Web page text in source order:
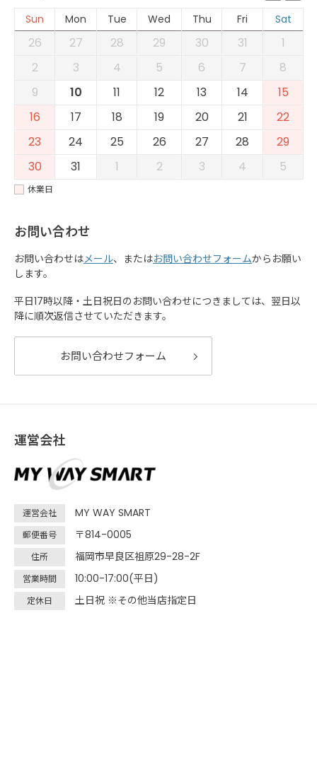
Sun
Mon Tue Wed Thu Fri Sat
26 27 28 29 30 31
1
2
3 4 5 6 7
8
9
10 11 12 13 14
15
16
17 18 19 20 21
22
23
24 25 26 27 28
29
30
31 1 2 3 4 5
休業日
お問い合わせ
お問い合わせはメール、またはお問い合わせフォームからお願い
します。
平日17時以降・土日祝日のお問い合わせにつきましては、翌日以
降に順次返信させていただきます。
お問い合わせフォーム
運営会社
運営会社 MY WAY SMART
郵便番号 〒814-0005
住所 福岡市早良区祖原29-28-2F
営業時間 10:00-17:00(平日)
定休日 土日祝 ※その他当店指定日